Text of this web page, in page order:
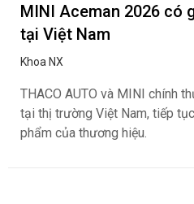
MINI Aceman 2026 có
tại Việt Nam
Khoa NX
THACO AUTO và MINI chính
tại thị trường Việt Nam, tiếp
phẩm của thương hiệu.